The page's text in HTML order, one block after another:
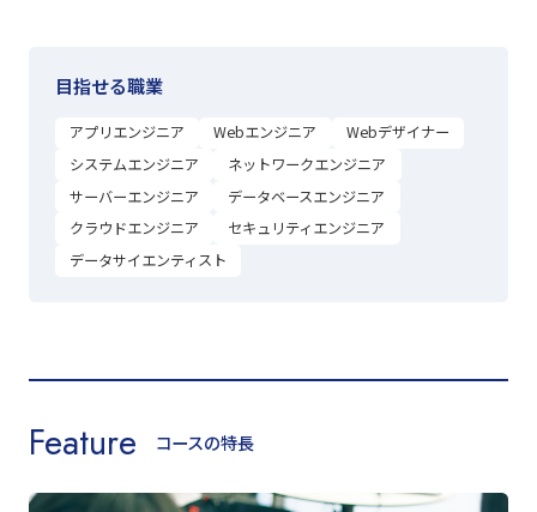
目指せる職業
アプリエンジニア Webエンジニア
Webデザイナー
システムエンジニア
ネットワークエンジニア
サーバーエンジニア
データベースエンジニア
クラウドエンジニア
セキュリティエンジニア
データサイエンティスト
Feature コースの特長